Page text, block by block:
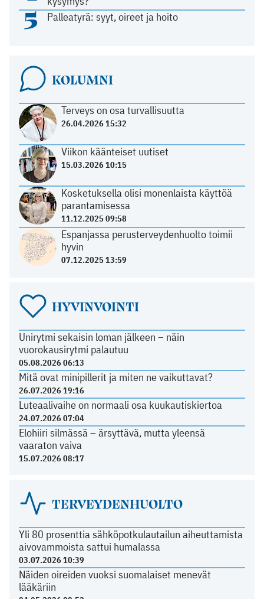
5 Palleatyrä: syyt, oireet ja hoito
KOLUMNI
Terveys on osa turvallisuutta
26.04.2026 15:32
Viikon käänteiset uutiset
15.03.2026 10:15
Kosketuksella olisi monenlaista käyttöä
parantamisessa
11.12.2025 09:58
Espanjassa perusterveydenhuolto toimii
hyvin
07.12.2025 13:59
HYVINVOINTI
Unirytmi sekaisin loman jälkeen – näin
vuorokausirytmi palautuu
05.08.2026 06:13
Mitä ovat minipillerit ja miten ne vaikuttavat?
26.07.2026 19:16
Luteaalivaihe on normaali osa kuukautiskiertoa
24.07.2026 07:04
Elohiiri silmässä – ärsyttävä, mutta yleensä
vaaraton vaiva
15.07.2026 08:17
TERVEYDENHUOLTO
Yli 80 prosenttia sähköpotkulautailun aiheuttamista
aivovammoista sattui humalassa
03.07.2026 10:39
Näiden oireiden vuoksi suomalaiset menevät
lääkäriin